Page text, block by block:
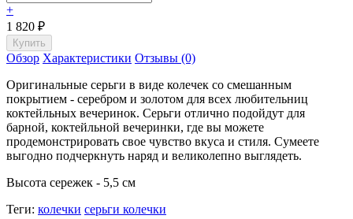
+
1 820 ₽
Обзор Характеристики Отзывы (0)
Оригинальные серьги в виде колечек со смешанным
покрытием - серебром и золотом для всех любительниц
коктейльных вечеринок. Серьги отлично подойдут для
барной, коктейльной вечеринки, где вы можете
продемонстрировать свое чувство вкуса и стиля. Сумеете
выгодно подчеркнуть наряд и великолепно выглядеть.
Высота сережек - 5,5 см
Теги: колечки серьги колечки